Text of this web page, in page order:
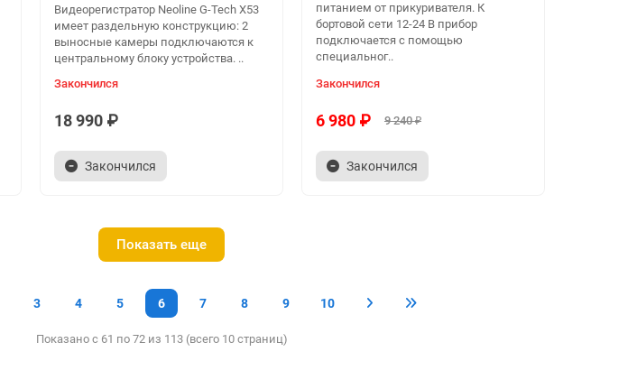
Видеорегистратор Neoline G-Tech X53
имеет раздельную конструкцию: 2
выносные камеры подключаются к
центральному блоку устройства. ..
Закончился
18 990 ₽
Закончился
питанием от прикуривателя. К
бортовой сети 12-24 В прибор
подключается с помощью
специальног..
Закончился
6 980 ₽ 9 240 ₽
Закончился
Показать еще
3 4 5 6 7 8 9 10
Показано с 61 по 72 из 113 (всего 10 страниц)